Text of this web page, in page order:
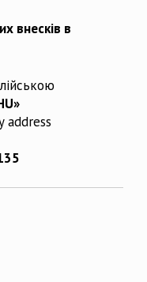
внесків в
address